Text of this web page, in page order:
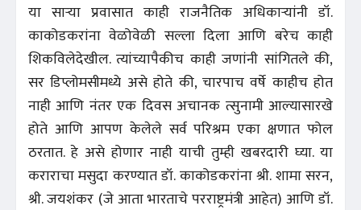
या साऱ्या प्रवासात काही राजनैतिक अधिकाऱ्यांनी डॉ.
काकोडकरांना वेळोवेळी सल्ला दिला आणि बरेच काही
शिकविलेदेखील. त्यांच्यापैकीच काही जणांनी सांगितले की,
सर डिप्लोमसीमध्ये असे होते की, चारपाच वर्षे काहीच होत
नाही आणि नंतर एक दिवस अचानक त्सुनामी आल्यासारखे
होते आणि आपण केलेले सर्व परिश्रम एका क्षणात फोल
ठरतात. हे असे होणार नाही याची तुम्ही खबरदारी घ्या. या
कराराचा मसुदा करण्यात डॉ. काकोडकरांना श्री. शामा सरन,
श्री. जयशंकर (जे आता भारताचे परराष्ट्रमंत्री आहेत) आणि डॉ.